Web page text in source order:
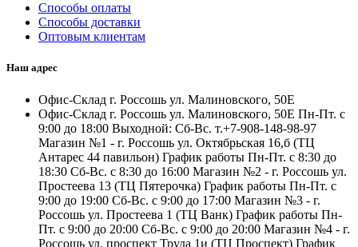
Способы оплаты
Способы доставки
Оптовым клиентам
Наш адрес
Офис-Склад г. Россошь ул. Малиновского, 50Е
Офис-Склад г. Россошь ул. Малиновского, 50Е Пн-Пт. с
9:00 до 18:00 Выходной: Сб-Вс. т.+7-908-148-98-97
Магазин №1 - г. Россошь ул. Октябрьская 16,б (ТЦ
Антарес 44 павильон) График работы Пн-Пт. с 8:30 до
18:30 Сб-Вс. с 8:30 до 16:00 Магазин №2 - г. Россошь ул.
Простеева 13 (ТЦ Пятерочка) График работы Пн-Пт. с
9:00 до 19:00 Сб-Вс. с 9:00 до 17:00 Магазин №3 - г.
Россошь ул. Простеева 1 (ТЦ Ванк) График работы Пн-
Пт. с 9:00 до 20:00 Сб-Вс. с 9:00 до 20:00 Магазин №4 - г.
Россошь ул. проспект Труда 1и (ТЦ Проспект) График